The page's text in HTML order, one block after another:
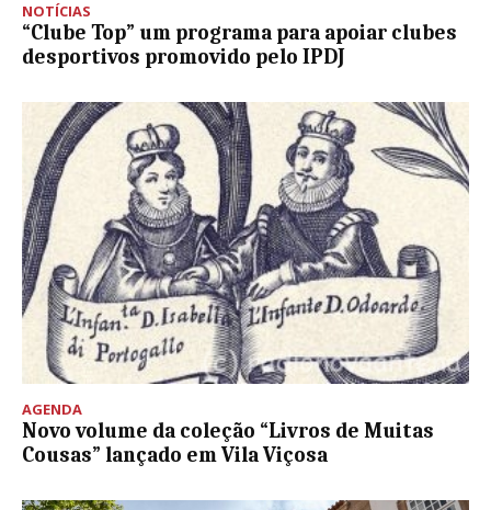
NOTÍCIAS
“Clube Top” um programa para apoiar clubes
desportivos promovido pelo IPDJ
AGENDA
Novo volume da coleção “Livros de Muitas
Cousas” lançado em Vila Viçosa